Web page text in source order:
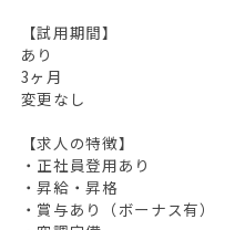
【試用期間】
あり
3ヶ月
変更なし
【求人の特徴】
・正社員登用あり
・昇給・昇格
・賞与あり（ボーナス有）